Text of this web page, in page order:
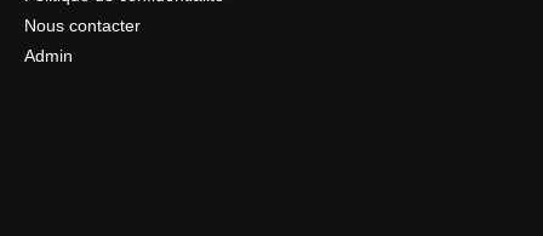
Nous contacter
Admin